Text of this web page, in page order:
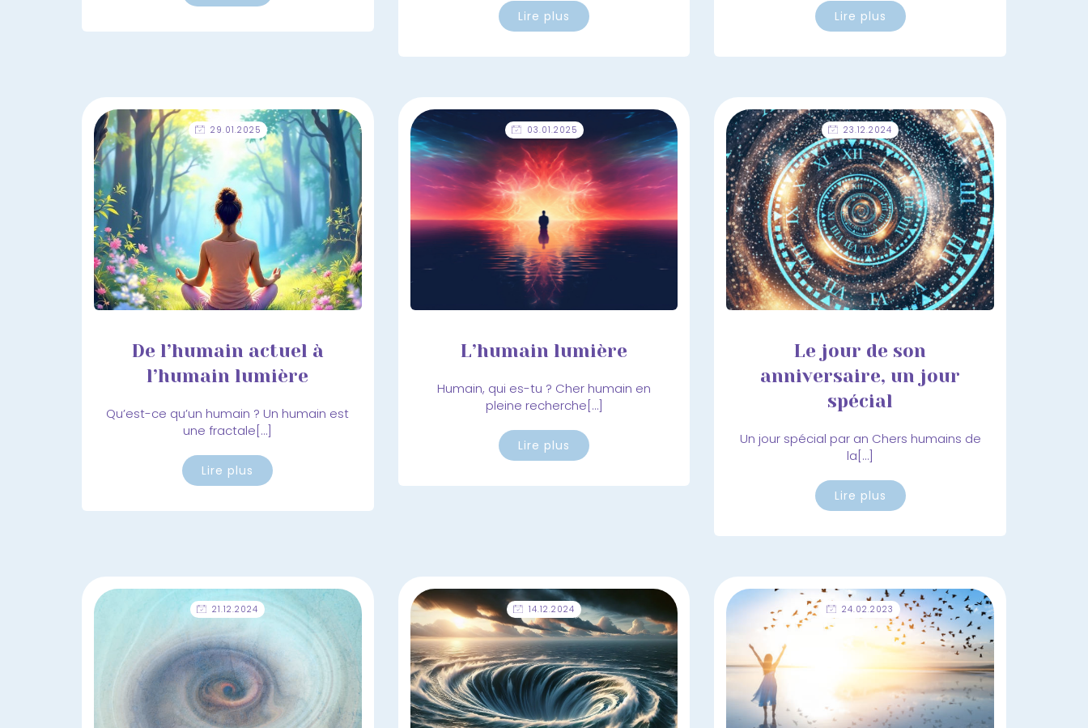
Lire plus Lire plus
29.01.2025
De l’humain actuel à
l’humain lumière
Qu’est-ce qu’un humain ? Un humain est
une fractale[…]
Lire plus
03.01.2025
L’humain lumière
Humain, qui es-tu ? Cher humain en
pleine recherche[…]
Lire plus
23.12.2024
Le jour de son
anniversaire, un jour
spécial
Un jour spécial par an Chers humains de
la[…]
Lire plus
21.12.2024 14.12.2024 24.02.2023